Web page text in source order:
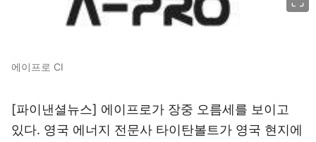
에이프로 CI
[파이낸셜뉴스] 에이프로가 장중 오름세를 보이고
있다. 영국 에너지 전문사 타이탄볼트가 영국 현지에